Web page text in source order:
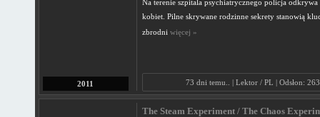
2011
Na terenie szpitala psychiatrycznego policja odkrywa
kobiet. Pilne skrywane rodzinne sekrety stanowią
zbrodni więcej »
73 dni temu.. | Lektor / PL | Odsłon:
The Steam Experiment / The Chaos